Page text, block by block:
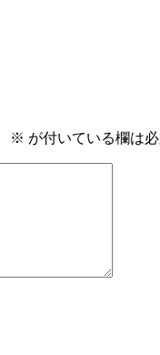
※ が付いている欄は